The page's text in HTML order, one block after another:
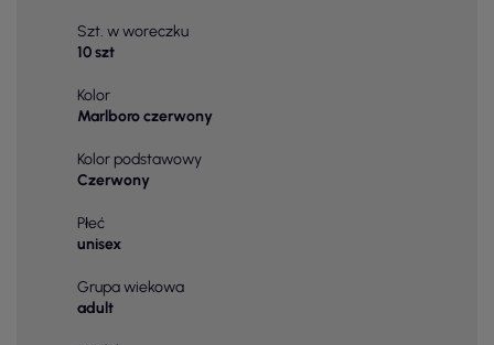
Szt. w woreczku
10 szt
Kolor
Marlboro czerwony
Kolor podstawowy
Czerwony
Płeć
unisex
Grupa wiekowa
adult